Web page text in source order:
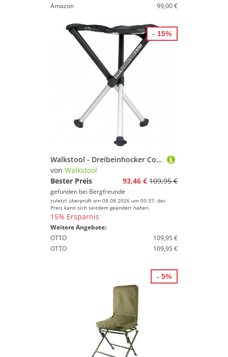
Amazon
99,00 €
Walkstool - Dreibeinhocker Comfort - Campingstuhl Gr Sitzhöhe 45 cm grau
von Walkstool
Bester Preis
93,46 € 109,95 €
gefunden bei Bergfreunde
zuletzt überprüft am 08.08.2026 um 00:37; der
Preis kann sich seitdem geändert haben.
15% Ersparnis
Weitere Angebote:
OTTO
109,95 €
OTTO
109,95 €
- 15%
- 5%